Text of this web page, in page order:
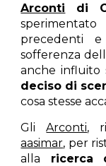
Arconti di
precedenti
sofferenza
anche influito
deciso di
cosa stesse
GliArconti,
aasimar, per
alla ricerca